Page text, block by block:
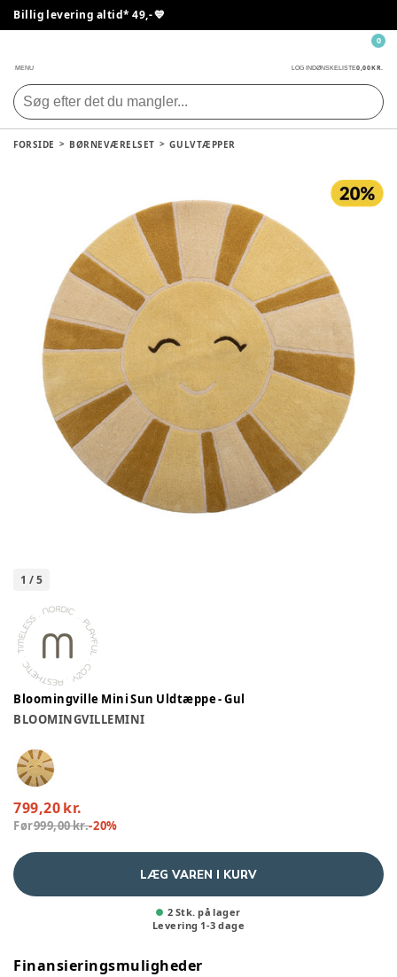
Billig levering altid* 49,- 💙
MENU LOG INDØNSKELISTE0,00 KR.
0
FORSIDE BØRNEVÆRELSET GULVTÆPPER
1 /5
Bloomingville Mini Sun Uldtæppe - Gul
BLOOMINGVILLEMINI
799,20 kr.
Før999,00 kr.-20%
LÆG VAREN I KURV
2 Stk. på lager
Levering 1-3 dage
Finansieringsmuligheder